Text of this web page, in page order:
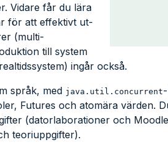
Vidare får du lära
för att effek­tivt ut­
(multi­
till system
ingår också.
språk, med java.util.concurrent
Futures och atom­ära värden.
(dator­laborationer och
teori­uppgifter).